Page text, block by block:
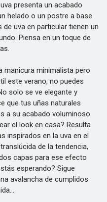
presenta un acabado
helado o un postre a base
de uva en particular tienen un
Piensa en un toque de
minimalista pero
este verano, no puedes
solo se ve elegante y
que tus uñas naturales
a su acabado voluminoso.
el look en casa? Resulta
inspirados en la uva en el
de la tendencia,
capas para ese efecto
esperando? Sigue
avalancha de cumplidos